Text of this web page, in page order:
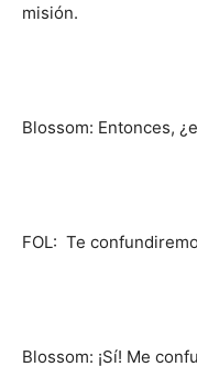
misión.
Blossom: Entonces,
FOL: Te
Blossom: ¡Sí! Me